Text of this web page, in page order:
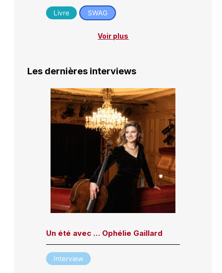
Livre SWAG
Voir plus
Les dernières interviews
Un été avec … Ophélie Gaillard
Interview